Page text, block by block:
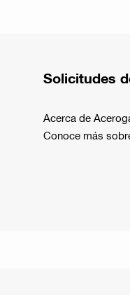
Solicitudes
Acerca de
Conoce más